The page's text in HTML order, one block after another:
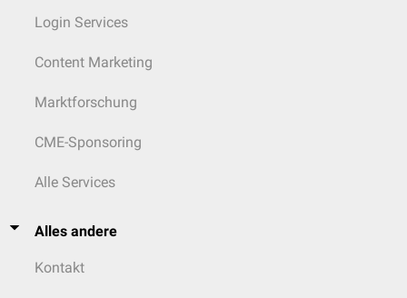
Login Services
Content Marketing
Marktforschung
CME-Sponsoring
Alle Services
Alles andere
Kontakt